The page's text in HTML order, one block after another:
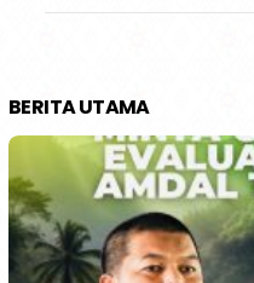
BERITA UTAMA